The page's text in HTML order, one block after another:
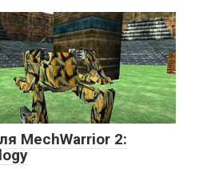
MechWarrior 2: